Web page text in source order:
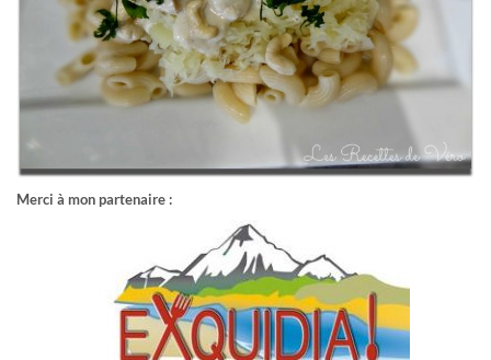
Merci à mon partenaire :